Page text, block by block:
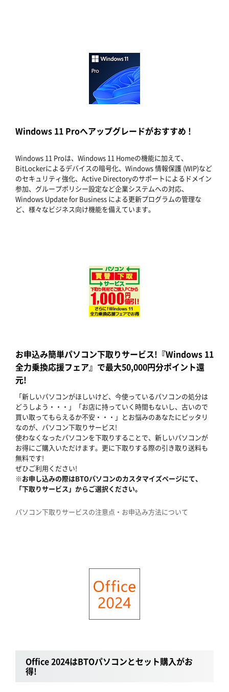
Windows 11 Proへアップグレードがおすすめ !
Windows 11 Proは、Windows 11 Homeの機能に加えて、
BitLockerによるデバイスの暗号化、Windows 情報保護 (WIP)など
のセキュリティ強化、Active Directoryのサポートによるドメイン
参加、グループポリシー設定など企業システムへの対応、
Windows Update for Business による更新プログラムの管理な
ど、様々なビジネス向け機能を備えています。
お申込み簡単パソコン下取りサービス!『Windows 11
全力乗換応援フェア』で最大50,000円分ポイント還
元!
「新しいパソコンがほしいけど、今使っているパソコンの処分は
どうしよう・・・」「お店に持っていく時間もないし、古いので
買い取ってもらえるか不安・・・」とお悩みのあなたにピッタリ
なのが、パソコン下取りサービス!
使わなくなったパソコンを下取りすることで、新しいパソコンが
お得にご購入いただけます。更に下取りする際の引き取り送料も
無料です!
ぜひご利用ください!
※お申し込みの際はBTOパソコンのカスタマイズページにて、
「下取りサービス」からご選択ください。
パソコン下取りサービスの注意点・お申込み方法について
Office 2024はBTOパソコンとセット購入がお
得!